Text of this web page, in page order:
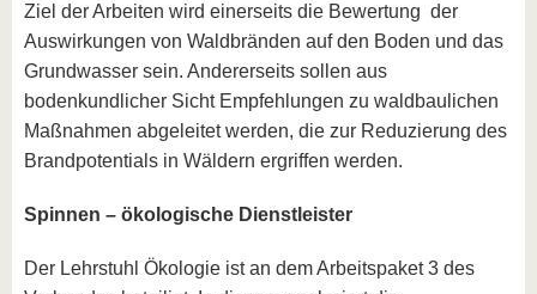
Ziel der Arbeiten wird einerseits die Bewertung der
Auswirkungen von Waldbränden auf den Boden und das
Grundwasser sein. Andererseits sollen aus
bodenkundlicher Sicht Empfehlungen zu waldbaulichen
Maßnahmen abgeleitet werden, die zur Reduzierung des
Brandpotentials in Wäldern ergriffen werden.
Spinnen – ökologische Dienstleister
Der Lehrstuhl Ökologie ist an dem Arbeitspaket 3 des